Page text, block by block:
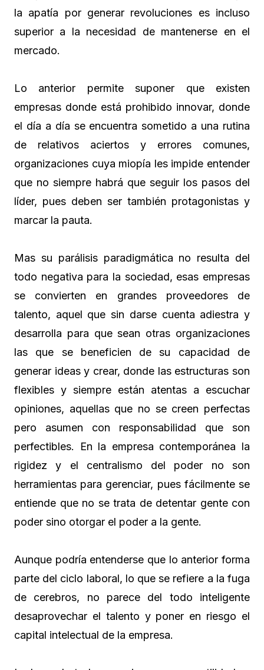
la apatía por generar revoluciones es incluso
superior a la necesidad de mantenerse en el
mercado.
Lo anterior permite suponer que existen
empresas donde está prohibido innovar, donde
el día a día se encuentra sometido a una rutina
de relativos aciertos y errores comunes,
organizaciones cuya miopía les impide entender
que no siempre habrá que seguir los pasos del
líder, pues deben ser también protagonistas y
marcar la pauta.
Mas su parálisis paradigmática no resulta del
todo negativa para la sociedad, esas empresas
se convierten en grandes proveedores de
talento, aquel que sin darse cuenta adiestra y
desarrolla para que sean otras organizaciones
las que se beneficien de su capacidad de
generar ideas y crear, donde las estructuras son
flexibles y siempre están atentas a escuchar
opiniones, aquellas que no se creen perfectas
pero asumen con responsabilidad que son
perfectibles. En la empresa contemporánea la
rigidez y el centralismo del poder no son
herramientas para gerenciar, pues fácilmente se
entiende que no se trata de detentar gente con
poder sino otorgar el poder a la gente.
Aunque podría entenderse que lo anterior forma
parte del ciclo laboral, lo que se refiere a la fuga
de cerebros, no parece del todo inteligente
desaprovechar el talento y poner en riesgo el
capital intelectual de la empresa.